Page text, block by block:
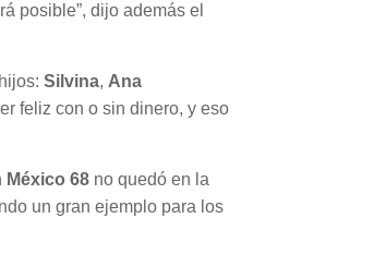
posible”, dijo además el
Silvina, Ana
feliz con o sin dinero, y eso
México 68 no quedó en la
un gran ejemplo para los